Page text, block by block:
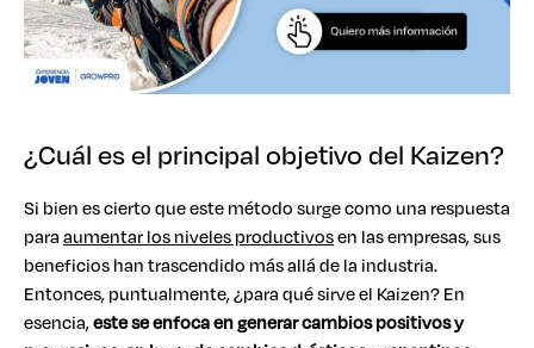
¿Cuál es el principal objetivo del Kaizen?
Si bien es cierto que este método surge como una respuesta
paraaumentar los niveles productivosen las empresas, sus
beneficios han trascendido más allá de la industria.
Entonces, puntualmente, ¿para qué sirve el Kaizen? En
esencia,este se enfoca en generar cambios positivos y